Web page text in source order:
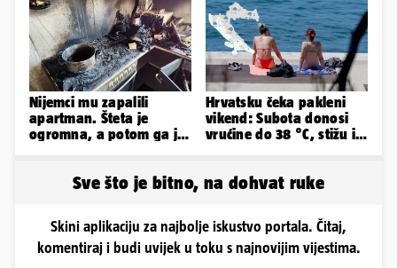
rodeu...
Nijemci mu zapalili
apartman. Šteta je
ogromna, a potom ga je
Hrvatsku čeka pakleni
vikend: Subota donosi
vrućine do 38 °C, stižu i
Sve što je bitno, na dohvat ruke
Skini aplikaciju za najbolje iskustvo portala. Čitaj,
komentiraj i budi uvijek u toku s najnovijim vijestima.